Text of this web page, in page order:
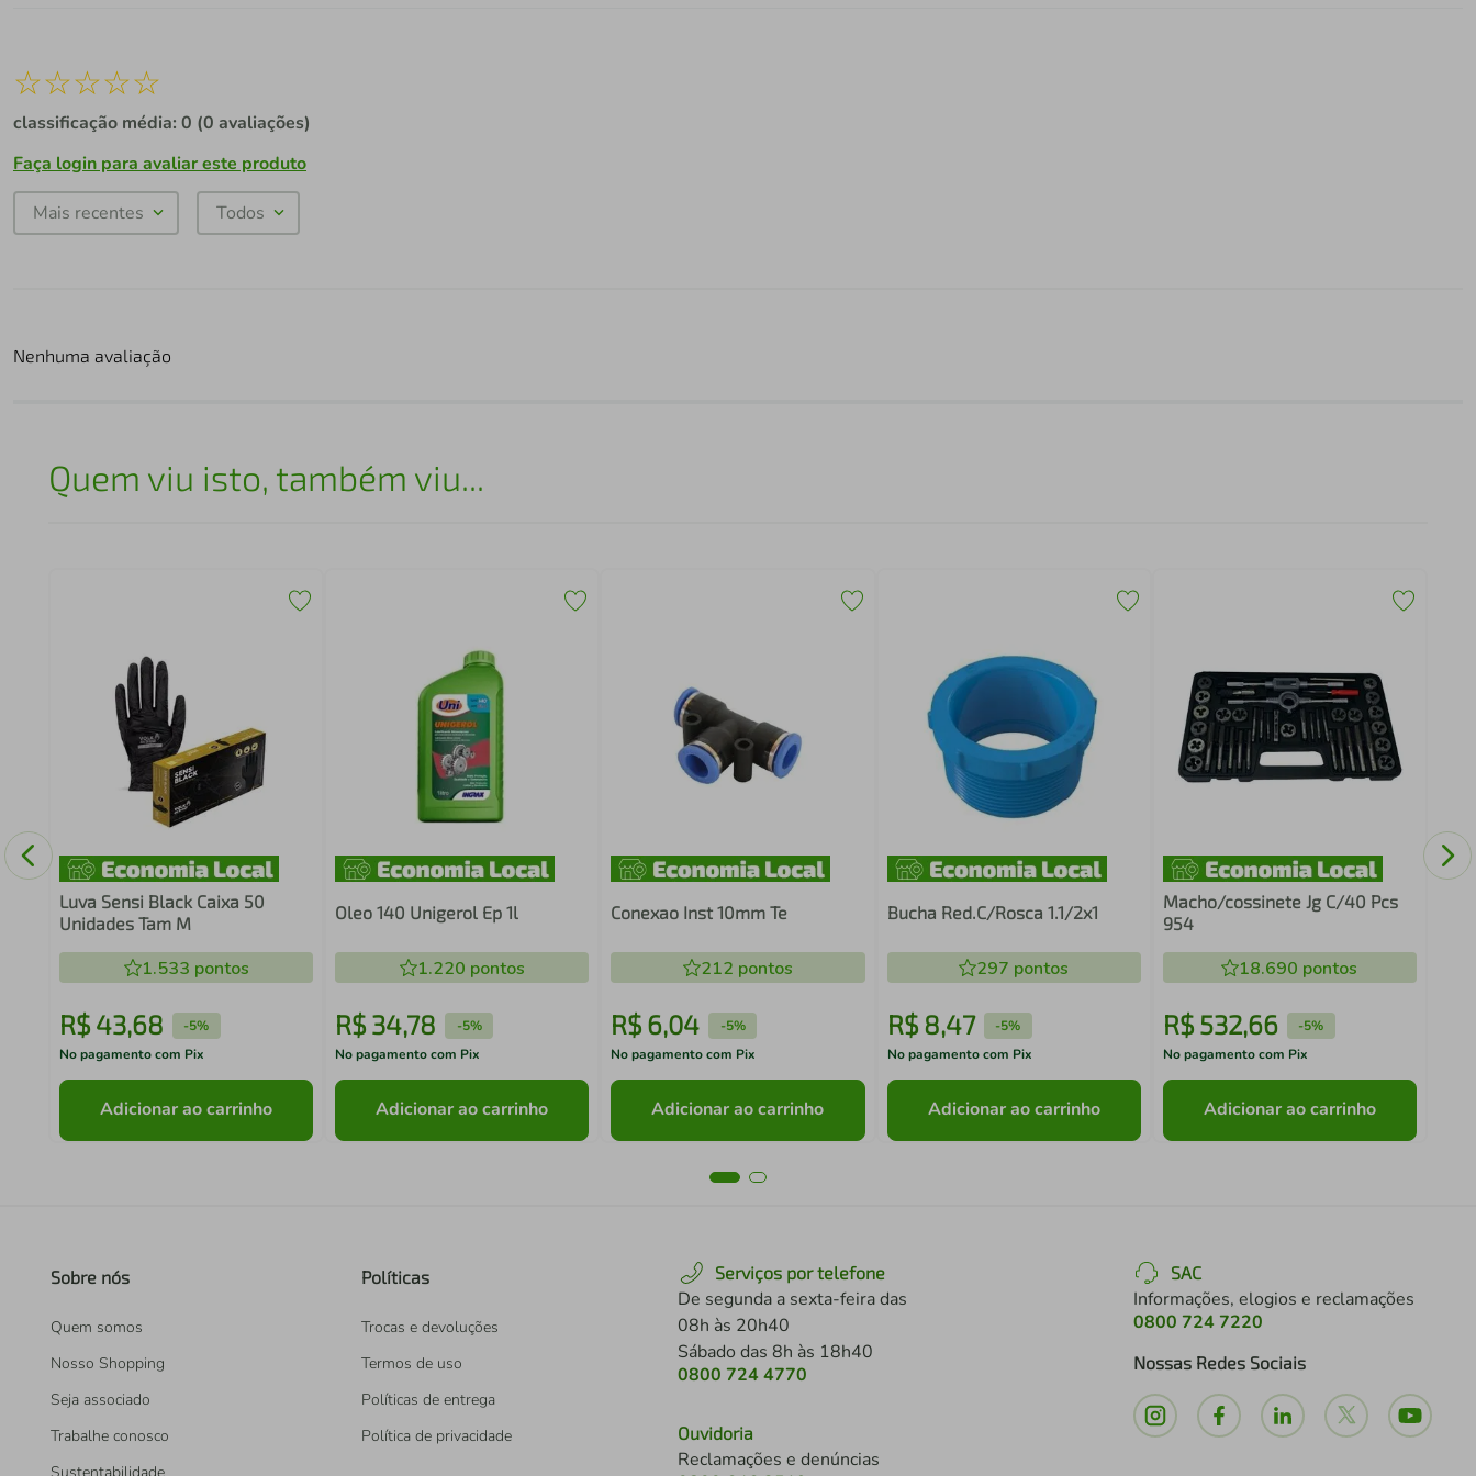
☆☆☆☆☆
classificação média: 0 (0 avaliações)
Faça login para avaliar este produto
Mais recentes Todos
Nenhuma avaliação
Quem viu isto, também viu...
Luva Sensi Black Caixa 50
Unidades Tam M
1.533 pontos
R$ 43,68 -5%
No pagamento com Pix
Adicionar ao carrinho
Oleo 140 Unigerol Ep 1l
1.220 pontos
R$ 34,78 -5%
No pagamento com Pix
Adicionar ao carrinho
Conexao Inst 10mm Te
212 pontos
R$6,04 -5%
No pagamento com Pix
Adicionar ao carrinho
Bucha Red.C/Rosca 1.1/2x1
297 pontos
R$ 8,47 -5%
No pagamento com Pix
Adicionar ao carrinho
Macho/cossinete Jg C/40 Pcs
954
18.690 pontos
R$ 532,66 -5%
No pagamento com Pix
Adicionar ao carrinho
Sobre nós
Quem somos
Nosso Shopping
Seja associado
Trabalhe conosco
Políticas
Trocas e devoluções
Termos de uso
Políticas de entrega
Política de privacidade
Serviços por telefone
De segunda a sexta-feira das
08h às 20h40
Sábado das 8h às 18h40
0800 724 4770
Ouvidoria
Reclamações e denúncias
SAC
Informações, elogios e reclamações
0800 724 7220
Nossas Redes Sociais